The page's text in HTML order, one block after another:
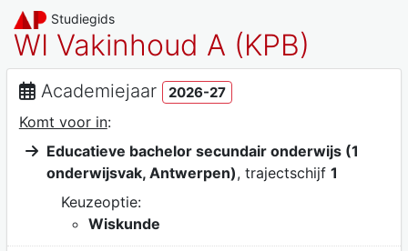
Studiegids
WI Vakinhoud A (KPB)
Academiejaar 2026-27
Komt voor in:
Educatieve bachelor secundair onderwijs (1
onderwijsvak, Antwerpen), trajectschijf 1
Keuzeoptie:
Wiskunde